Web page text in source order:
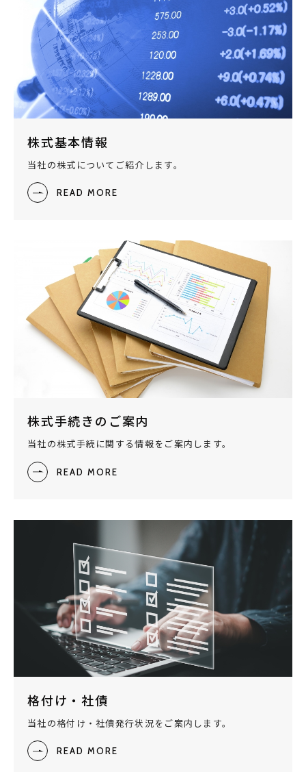
株式基本情報
当社の株式についてご紹介します。
READ MORE
株式手続きのご案内
当社の株式手続に関する情報をご案内します。
READ MORE
格付け・社債
当社の格付け・社債発行状況をご案内します。
READ MORE